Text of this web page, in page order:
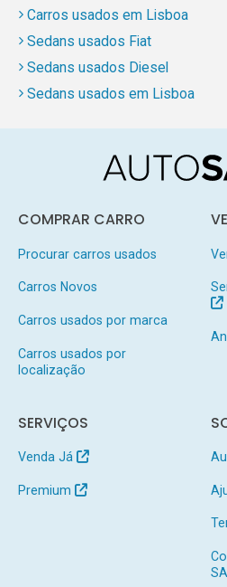
Carros usados em Lisboa
Sedans usados Fiat
Sedans usados Diesel
Sedans usados em Lisboa
COMPRAR CARRO
Procurar carros usados
Carros Novos
Carros usados por marca
Carros usados por
localização
SERVIÇOS
Venda Já
Premium